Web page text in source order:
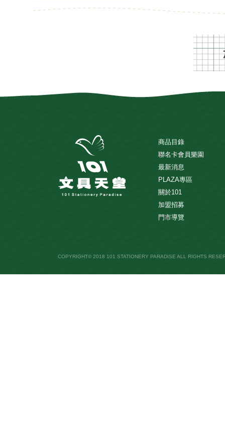
商品目錄
聯名卡會員樂園
最新消息
PLAZA專區
關於101
加盟招募
門市導覽
COPYRIGHT© 2018 101 STATIONERY PARADISE ALL RIGHTS